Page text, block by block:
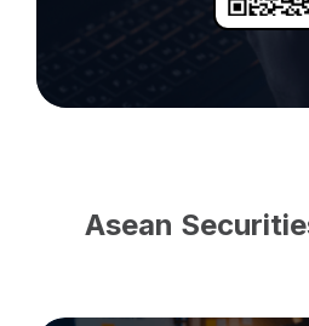
Asean